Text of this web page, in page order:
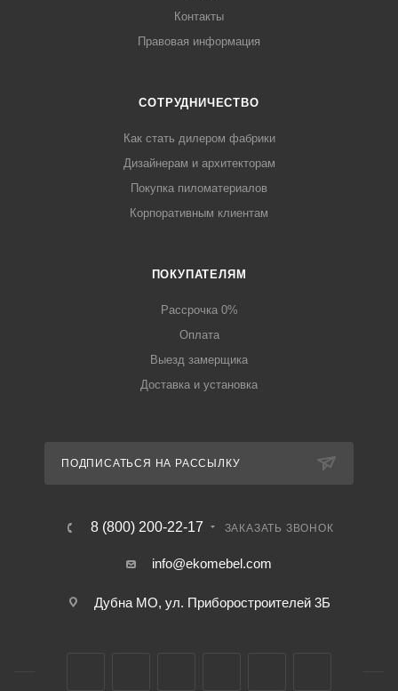
Контакты
Правовая информация
СОТРУДНИЧЕСТВО
Как стать дилером фабрики
Дизайнерам и архитекторам
Покупка пиломатериалов
Корпоративным клиентам
ПОКУПАТЕЛЯМ
Рассрочка 0%
Оплата
Выезд замерщика
Доставка и установка
ПОДПИСАТЬСЯ НА РАССЫЛКУ
8 (800) 200-22-17 ЗАКАЗАТЬ ЗВОНОК
info@ekomebel.com
Дубна МО, ул. Приборостроителей 3Б